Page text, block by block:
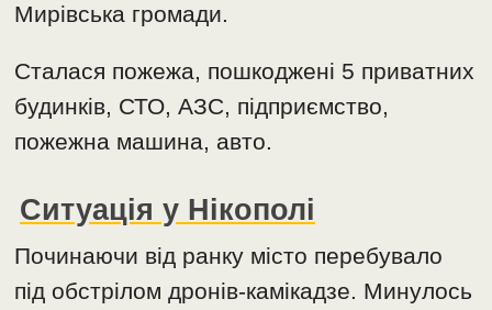
Мирівська громади.
Сталася пожежа, пошкоджені 5 приватних
будинків, СТО, АЗС, підприємство,
пожежна машина, авто.
Ситуація у Нікополі
Починаючи від ранку місто перебувало
під обстрілом дронів-камікадзе. Минулось